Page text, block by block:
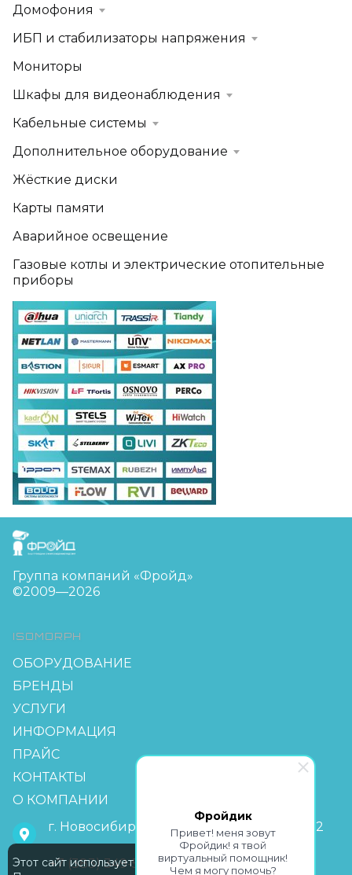
Фройдик
Привет! меня зовут
Фройдик! я твой
виртуальный помощник!
Чем я могу помочь?
Домофония
ИБП и стабилизаторы напряжения
Мониторы
Шкафы для видеонаблюдения
Кабельные системы
Дополнительное оборудование
Жёсткие диски
Карты памяти
Аварийное освещение
Газовые котлы и электрические отопительные
приборы
FreudGroup
Группа компаний «Фройд»
©2009—2026
ISOMORPH
ОБОРУДОВАНИЕ
БРЕНДЫ
УСЛУГИ
ИНФОРМАЦИЯ
ПРАЙС
КОНТАКТЫ
О КОМПАНИИ
г. Новосибирск, мкр Горский 63, офис 2-2
+7 (383) 349-55-88
Этот сайт использует Cookie